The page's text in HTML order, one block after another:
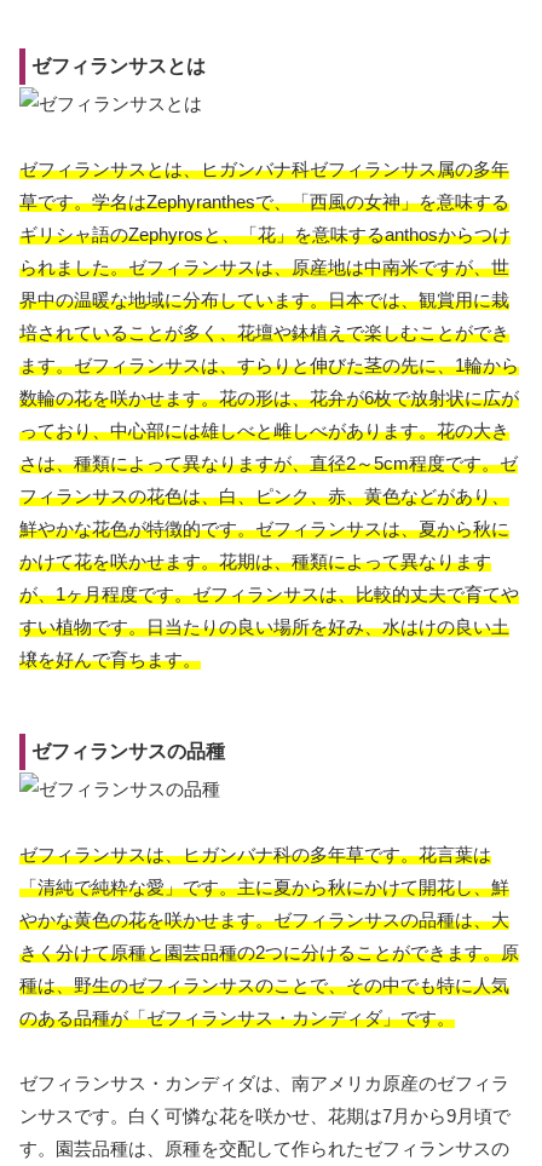
ゼフィランサスとは
ゼフィランサスとは、ヒガンバナ科ゼフィランサス属の多年
草です。学名はZephyranthesで、「西風の女神」を意味する
ギリシャ語のZephyrosと、「花」を意味するanthosからつけ
られました。ゼフィランサスは、原産地は中南米ですが、世
界中の温暖な地域に分布しています。日本では、観賞用に栽
培されていることが多く、花壇や鉢植えで楽しむことができ
ます。ゼフィランサスは、すらりと伸びた茎の先に、1輪から
数輪の花を咲かせます。花の形は、花弁が6枚で放射状に広が
っており、中心部には雄しべと雌しべがあります。花の大き
さは、種類によって異なりますが、直径2～5cm程度です。ゼ
フィランサスの花色は、白、ピンク、赤、黄色などがあり、
鮮やかな花色が特徴的です。ゼフィランサスは、夏から秋に
かけて花を咲かせます。花期は、種類によって異なります
が、1ヶ月程度です。ゼフィランサスは、比較的丈夫で育てや
すい植物です。日当たりの良い場所を好み、水はけの良い土
壌を好んで育ちます。
ゼフィランサスの品種
ゼフィランサスは、ヒガンバナ科の多年草です。花言葉は
「清純で純粋な愛」です。主に夏から秋にかけて開花し、鮮
やかな黄色の花を咲かせます。ゼフィランサスの品種は、大
きく分けて原種と園芸品種の2つに分けることができます。原
種は、野生のゼフィランサスのことで、その中でも特に人気
のある品種が「ゼフィランサス・カンディダ」です。
ゼフィランサス・カンディダは、南アメリカ原産のゼフィラ
ンサスです。白く可憐な花を咲かせ、花期は7月から9月頃で
す。園芸品種は、原種を交配して作られたゼフィランサスの